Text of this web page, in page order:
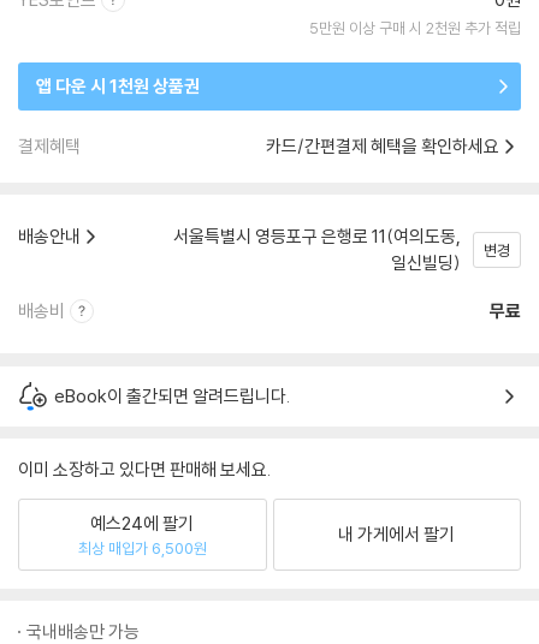
5만원 이상 구매 시 2천원 추가 적립
앱 다운 시 1천원 상품권
결제혜택 카드/간편결제 혜택을 확인하세요
배송안내
서울특별시 영등포구 은행로 11(여의도동,
일신빌딩)
변경
배송비 무료
eBook이 출간되면 알려드립니다.
이미 소장하고 있다면 판매해 보세요.
예스24에 팔기
최상 매입가 6,500원
내 가게에서 팔기
국내배송만 가능